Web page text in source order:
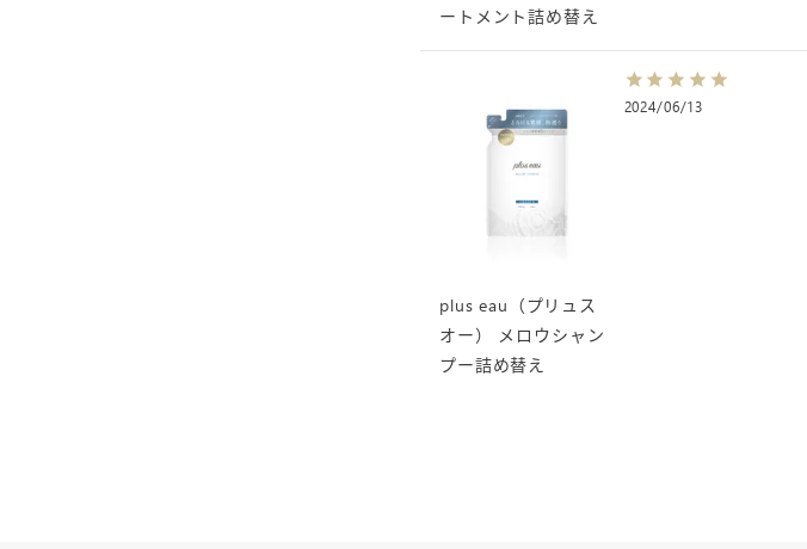
ートメント詰め替え
plus eau（プリュス
オー） メロウシャン
プー詰め替え
2024/06/13